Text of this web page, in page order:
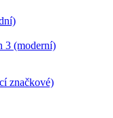
3 (moderní)
značkové)